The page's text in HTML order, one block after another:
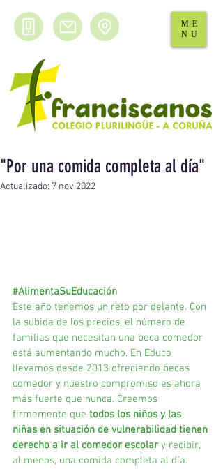
ME
NU
"Por una comida completa al día"
Actualizado: 7 nov 2022
#AlimentaSuEducación
Este año tenemos un reto por delante. Con
la subida de los precios, el número de
familias que necesitan una beca comedor
está aumentando mucho. En Educo
llevamos desde 2013 ofreciendo becas
comedor y nuestro compromiso es ahora
más fuerte que nunca. Creemos
firmemente que todos los niños y las
niñas en situación de vulnerabilidad tienen
derecho a ir al comedor escolar y recibir,
al menos, una comida completa al día.